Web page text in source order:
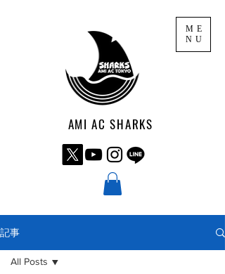
ME
NU
AMI AC SHARKS
記事
All Posts